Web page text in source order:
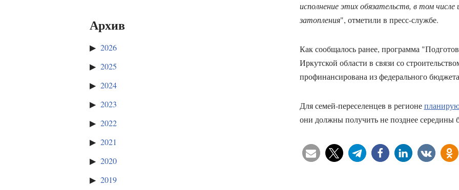
Архив
2026
2025
2024
2023
2022
2021
2020
2019
исполнение этих обязательств, в том числе
затопления", отметили в пресс-службе.
Как сообщалось ранее, программа
Иркутской области в связи со
профинансирована из федерального
Для семей-переселенцев в регионе
они должны получить не позднее середины